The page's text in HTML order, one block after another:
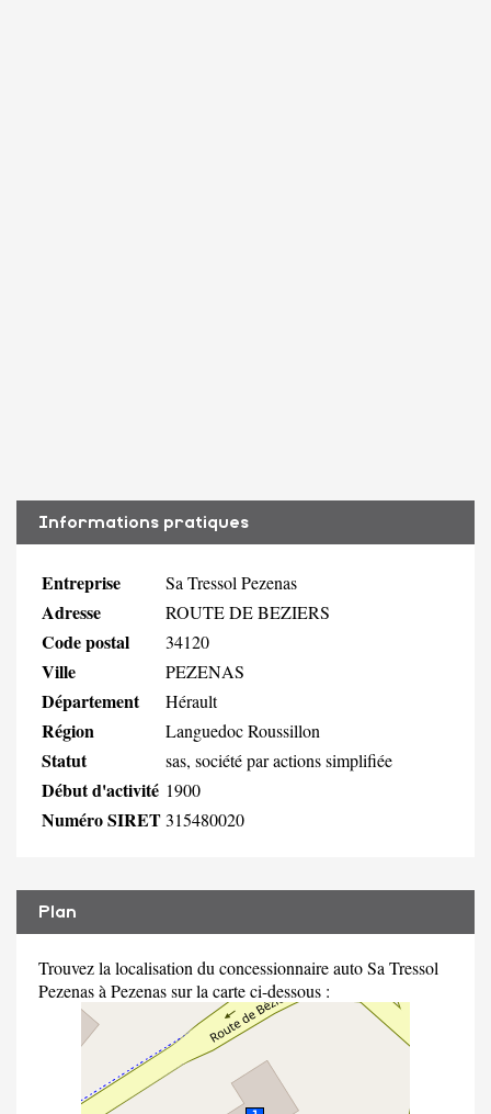
Informations pratiques
Entreprise Sa Tressol Pezenas
Adresse ROUTE DE BEZIERS
Code postal 34120
Ville PEZENAS
Département Hérault
Région Languedoc Roussillon
Statut sas, société par actions simplifiée
Début d'activité 1900
Numéro SIRET315480020
Plan
Trouvez la localisation du concessionnaire auto Sa Tressol
Pezenas à Pezenas sur la carte ci-dessous :